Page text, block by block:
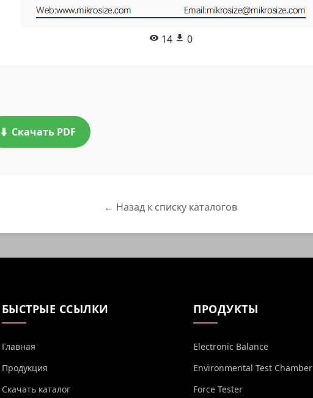
14 0
⬇️ Скачать PDF
← Назад к списку каталогов
БЫСТРЫЕ ССЫЛКИ
Главная
Продукция
Скачать каталог
ПРОДУКТЫ
Electronic Balance
Environmental Test Chamber
Force Tester